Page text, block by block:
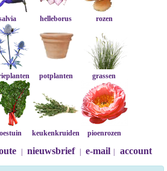
helleborus rozen
potplanten grassen
keukenkruiden pioenrozen
nieuwsbrief e-mail account